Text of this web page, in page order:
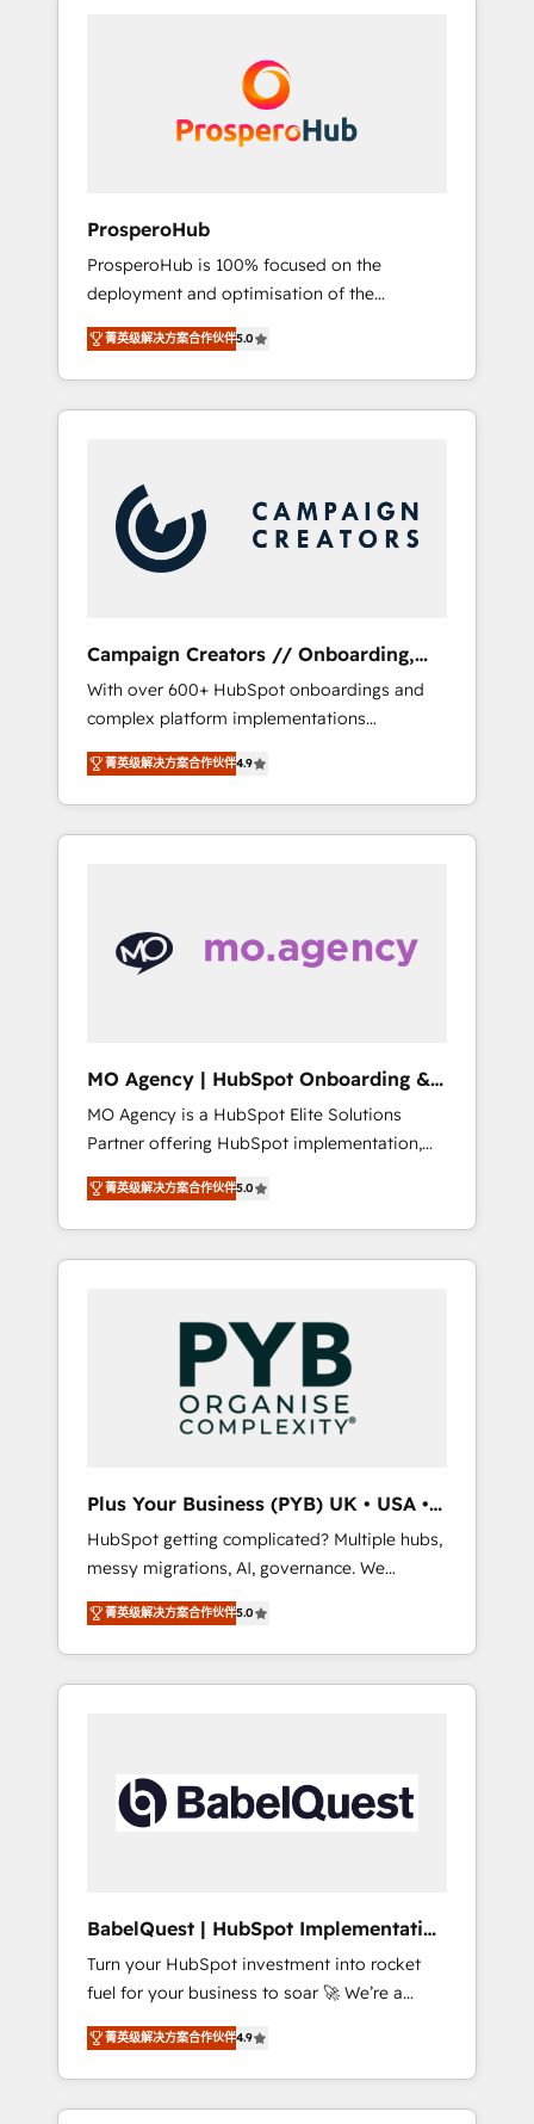
coast), our services are offered in both
Nos caracterizamos por combinar excelencia
técnica con una mirada estratégica a largo
ProsperoHub
ProsperoHub is 100% focused on the
deployment and optimisation of the
HubSpot CRM platform. Our highly
experienced team of solutions experts will
ensure that you achieve maximum adoption
and ROI from your HubSpot investment. Use
your team on their HubSpot journey, design
and implement your processes and skilfully
bring your revenue infrastructure to life. Our
collaborative approach keeps you in control
supported over 500 organisations with
HubSpot implementation, optimisation,
training, and adoption assurance. Our tried
and tested Roadmap methodology will
ensure that you receive the best deployment
experience possible. Whether you are new to
HubSpot or seeking to turn around a poor
菁英级解决方案合作伙伴5.0
Campaign Creators // Onboarding,
CRM Migration
With over 600+ HubSpot onboardings and
complex platform implementations
delivered, CC is the go-to Elite Solutions
Partner for businesses ready to migrate,
replatform, and scale smarter. We specialize
in high-impact CRM and CMS migrations and
turning fragmented systems into unified,
growth-ready HubSpot architectures that
custom integrations across your full tech
stack. - Custom object setup, CMS builds, and
full-funnel automation. - Dashboards,
lifecycle campaigns, and lead nurturing
sequences. - Cross-hub setup across
Marketing, Sales, Operations, and Service
Hubs. - Ongoing optimization, managed
HubSpot your most powerful growth engine.
Built to convert, scale, and drive results.
菁英级解决方案合作伙伴4.9
MO Agency | HubSpot Onboarding &
Implementation
MO Agency is a HubSpot Elite Solutions
Partner offering HubSpot implementation,
marketing automation, CRM and RevOps
consulting, B2B SEO, paid media, content
marketing, AEO and GEO (AI search
optimisation), and HubSpot Content Hub
technology, professional services, financial
services and industrial sectors. Offices in
Johannesburg, Cape Town, Dubai & London.
500+ HubSpot CRM implementations
Google AI Overviews. HubSpot Impact Award
- Customer First HubSpot Impact Award -
Integrations Innovation HubSpot Impact
Award - Platform Migration Excellence
HubSpot Impact Award - Platform Excellence
40+ full-time HubSpot professionals. 100s of
certifications and accreditations with
菁英级解决方案合作伙伴5.0
Plus Your Business (PYB) UK • USA •
Europe
HubSpot getting complicated? Multiple hubs,
messy migrations, AI, governance. We
organise that complexity, so your team can
put HubSpot to work... Welcome to our
Profile! We help with: • CRM implementation,
reports, workflows, and team training • CRM
governance for HubSpot-centred operations
A little about us: • Boutique 'Elite' team of 12 •
42001:2023 certified - the AI management
standard • GuardHub: our AI governance
framework, built on ISO 42001 Ready for the
next step? Click the 👈 '𝗖𝗼𝗻𝘁𝗮𝗰𝘁 𝗯𝘂𝘀𝗶𝗻𝗲𝘀𝘀'
button to get in touch (𝘸𝘦'𝘳𝘦 𝘴𝘶𝘱𝘦𝘳
𝘳𝘦𝘴𝘱𝘰𝘯𝘴𝘪𝘷𝘦)
菁英级解决方案合作伙伴5.0
BabelQuest | HubSpot Implementation
& Consultancy
Turn your HubSpot investment into rocket
fuel for your business to soar 🚀 We’re a
team of accredited HubSpot experts ready
to help you. We can implement the platform
into complex business environments,
optimise what you've got and make sure you
菁英级解决方案合作伙伴4.9